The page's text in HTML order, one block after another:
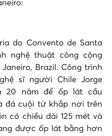
do Convento de Santa
nghệ thuật công cộng
Brazil. Công trình
sĩ người Chile Jorge
20 năm để ốp lát cầu
đá cuội từ khắp nơi trên
có chiều dài 125 mét và
được ốp lát bằng hơn